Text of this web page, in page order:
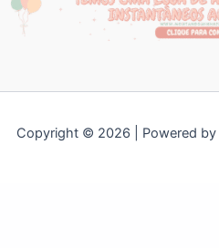
Copyright © 2026 | Powered by